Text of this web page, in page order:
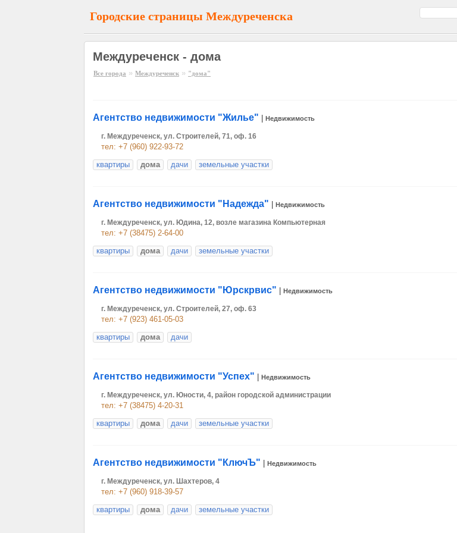
Городские страницы Междуреченска
Междуреченск - дома
Все города » Междуреченск » "дома"
Агентство недвижимости "Жилье" Недвижимость
г. Междуреченск, ул. Строителей, 71, оф. 16
тел: +7 (960) 922-93-72
квартиры
дома дачи земельные участки
Агентство недвижимости "Надежда" Недвижимость
г. Междуреченск, ул. Юдина, 12, возле магазина Компьютерная
тел: +7 (38475) 2-64-00
квартиры
дома дачи земельные участки
Агентство недвижимости "Юрскрвис" Недвижимость
г. Междуреченск, ул. Строителей, 27, оф. 63
тел: +7 (923) 461-05-03
квартиры
дома дачи
Агентство недвижимости "Успех" Недвижимость
г. Междуреченск, ул. Юности, 4, район городской администрации
тел: +7 (38475) 4-20-31
квартиры
дома дачи земельные участки
Агентство недвижимости "КлючЪ" Недвижимость
г. Междуреченск, ул. Шахтеров, 4
тел: +7 (960) 918-39-57
квартиры
дома дачи земельные участки